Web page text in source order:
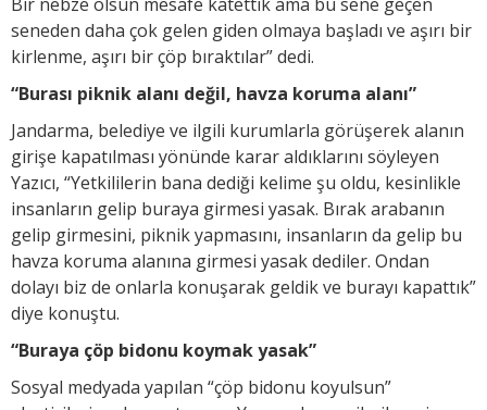
seneden daha çok gelen giden olmaya başladı ve aşırı bir
kirlenme, aşırı bir çöp bıraktılar” dedi.
“Burası piknik alanı değil, havza koruma alanı”
Jandarma, belediye ve ilgili kurumlarla görüşerek alanın
girişe kapatılması yönünde karar aldıklarını söyleyen
Yazıcı, “Yetkililerin bana dediği kelime şu oldu, kesinlikle
insanların gelip buraya girmesi yasak. Bırak arabanın
gelip girmesini, piknik yapmasını, insanların da gelip bu
havza koruma alanına girmesi yasak dediler. Ondan
dolayı biz de onlarla konuşarak geldik ve burayı kapattık”
diye konuştu.
“Buraya çöp bidonu koymak yasak”
Sosyal medyada yapılan “çöp bidonu koyulsun”